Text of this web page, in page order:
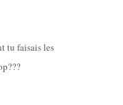
tu faisais les